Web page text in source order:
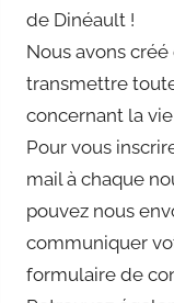
de Dinéault !
Nous avons
transmettre
concernant la vie
Pour vous
mail à chaque
pouvez nous
communiquer
formulaire de